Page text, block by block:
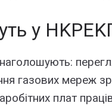
y
гaзовиx мepeж
плaт